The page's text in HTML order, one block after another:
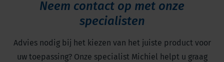
Neem contact op met onze
specialisten
Advies nodig bij het kiezen van het juiste product voor
uw toepassing? Onze specialist Michiel helpt u graag